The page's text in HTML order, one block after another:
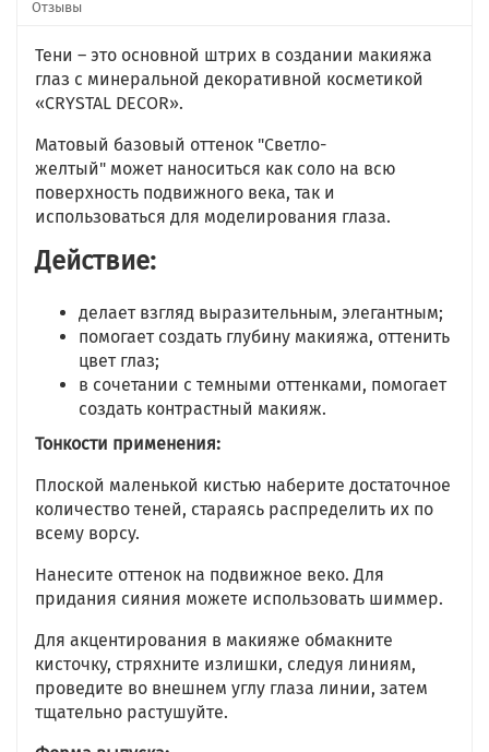
Отзывы
Тени – это основной штрих в создании макияжа
глаз с минеральной декоративной косметикой
«CRYSTAL DECOR».
Матовый базовый оттенок "Светло-
желтый" может наноситься как соло на всю
поверхность подвижного века, так и
использоваться для моделирования глаза.
Действие:
делает взгляд выразительным, элегантным;
помогает создать глубину макияжа, оттенить
цвет глаз;
в сочетании с темными оттенками, помогает
создать контрастный макияж.
Тонкости применения:
Плоской маленькой кистью наберите достаточное
количество теней, стараясь распределить их по
всему ворсу.
Нанесите оттенок на подвижное веко. Для
придания сияния можете использовать шиммер.
Для акцентирования в макияже обмакните
кисточку, стряхните излишки, следуя линиям,
проведите во внешнем углу глаза линии, затем
тщательно растушуйте.